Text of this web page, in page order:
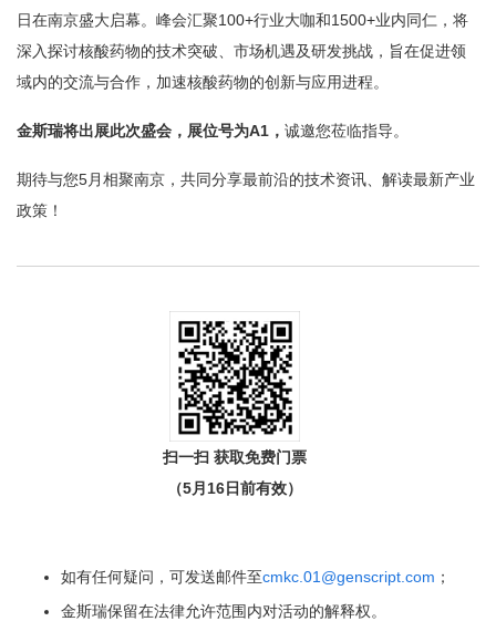
日在南京盛大启幕。峰会汇聚100+行业大咖和1500+业内同仁，将
深入探讨核酸药物的技术突破、市场机遇及研发挑战，旨在促进领
域内的交流与合作，加速核酸药物的创新与应用进程。
金斯瑞将出展此次盛会，展位号为A1， 诚邀您莅临指导。
期待与您5月相聚南京，共同分享最前沿的技术资讯、解读最新产业
政策！
扫一扫 获取免费门票
（5月16日前有效）
如有任何疑问，可发送邮件至cmkc.01@genscript.com ；
金斯瑞保留在法律允许范围内对活动的解释权。